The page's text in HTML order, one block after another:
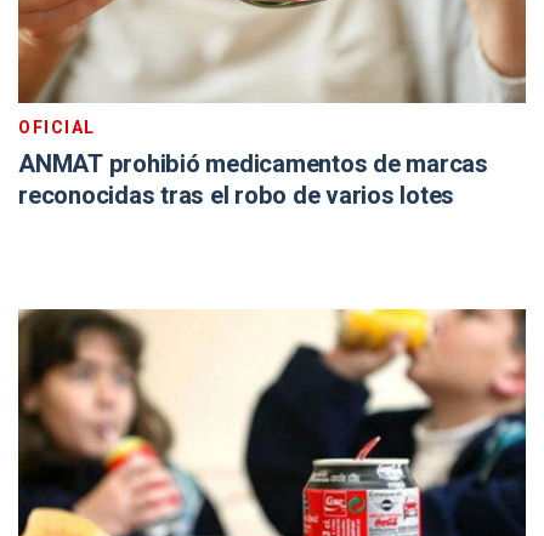
OFICIAL
ANMAT prohibió medicamentos de marcas
reconocidas tras el robo de varios lotes